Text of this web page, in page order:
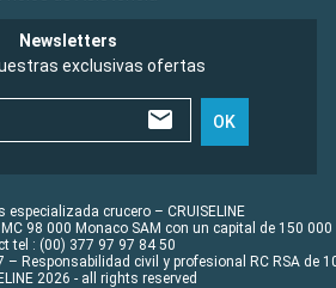
Newsletters
exclusivas ofertas
OK
especializada crucero – CRUISELINE
98 000 Monaco SAM con un capital de 150 000
tel : (00) 377 97 97 84 50
Responsabilidad civil y profesional RC RSA de
2026 - all rights reserved